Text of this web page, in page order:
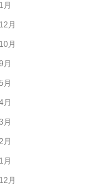
月
月
月
月
月
月
月
月
月
月